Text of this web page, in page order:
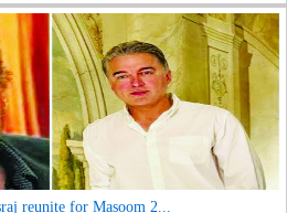
reunite for Masoom 2...